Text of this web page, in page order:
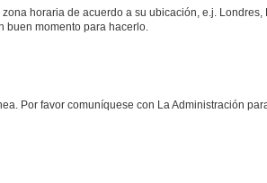
horaria de acuerdo a su ubicación, e.j. Londres,
buen momento para hacerlo.
Por favor comuníquese con La Administración